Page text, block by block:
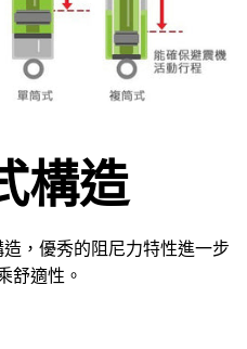
構造
，優秀的阻尼力特性進一步
舒適性。